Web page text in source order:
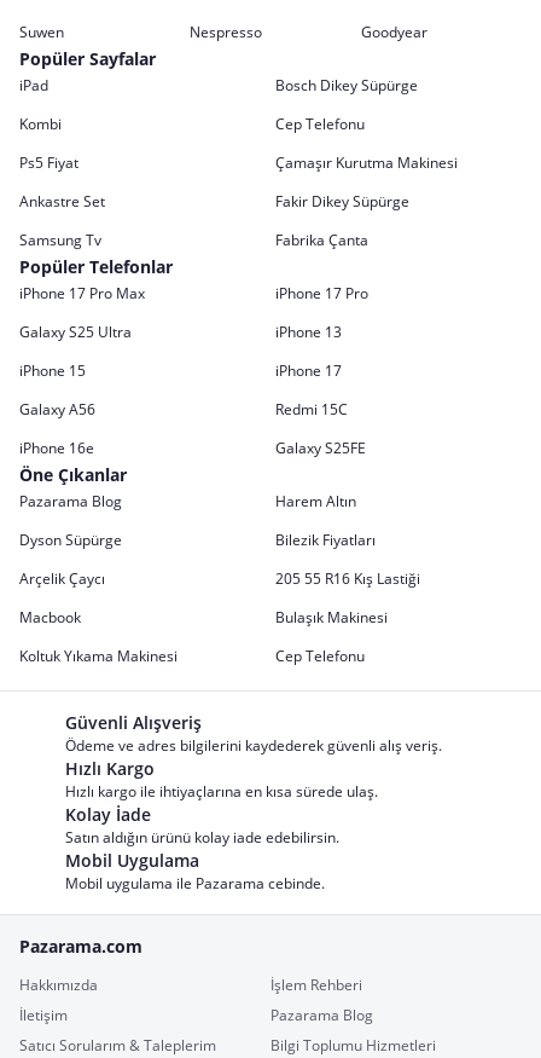
Suwen
Nespresso Goodyear
Popüler Sayfalar
iPad
Bosch Dikey Süpürge
Kombi
Cep Telefonu
Ps5 Fiyat
Çamaşır Kurutma Makinesi
Ankastre Set
Fakir Dikey Süpürge
Samsung Tv
Fabrika Çanta
Popüler Telefonlar
iPhone 17 Pro Max
iPhone 17 Pro
Galaxy S25 Ultra
iPhone 13
iPhone 15
iPhone 17
Galaxy A56
Redmi 15C
iPhone 16e
Galaxy S25FE
Öne Çıkanlar
Pazarama Blog
Harem Altın
Dyson Süpürge
Bilezik Fiyatları
Arçelik Çaycı
205 55 R16 Kış Lastiği
Macbook
Bulaşık Makinesi
Koltuk Yıkama Makinesi
Cep Telefonu
Güvenli Alışveriş
Ödeme ve adres bilgilerini kaydederek güvenli alış veriş.
Hızlı Kargo
Hızlı kargo ile ihtiyaçlarına en kısa sürede ulaş.
Kolay İade
Satın aldığın ürünü kolay iade edebilirsin.
Mobil Uygulama
Mobil uygulama ile Pazarama cebinde.
Pazarama.com
Hakkımızda
İşlem Rehberi
İletişim
Pazarama Blog
Satıcı Sorularım & Taleplerim
Bilgi Toplumu Hizmetleri